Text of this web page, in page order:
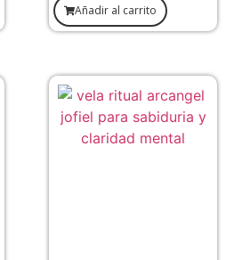
Pureza,
Mensajes y
Añadir al carrito